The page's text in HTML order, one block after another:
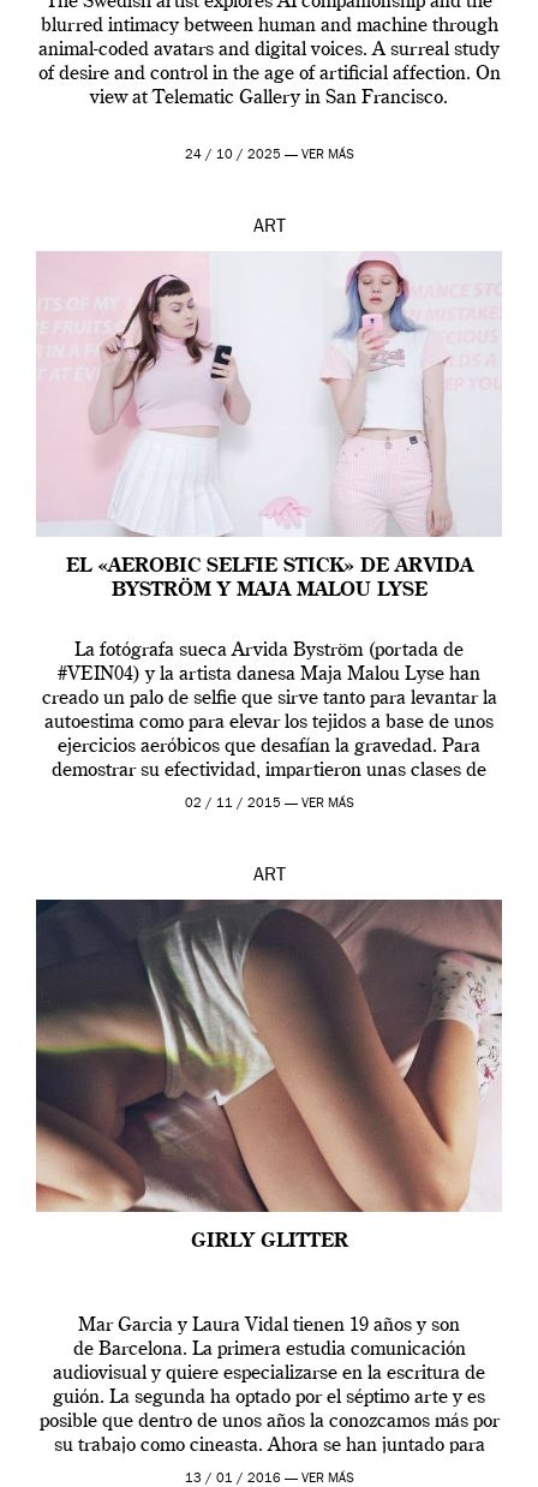
blurred intimacy between human and machine through
animal-coded avatars and digital voices. A surreal study
of desire and control in the age of artificial affection. On
view at Telematic Gallery in San Francisco.
24 / 10 / 2025 — VER MÁS
ART
EL «AEROBIC SELFIE STICK» DE ARVIDA
BYSTRÖM Y MAJA MALOU LYSE
La fotógrafa sueca Arvida Byström (portada de
#VEIN04) y la artista danesa Maja Malou Lyse han
creado un palo de selfie que sirve tanto para levantar la
autoestima como para elevar los tejidos a base de unos
ejercicios aeróbicos que desafían la gravedad. Para
demostrar su efectividad, impartieron unas clases de
prueba en el Tate […]
02 / 11 / 2015 — VER MÁS
ART
GIRLY GLITTER
Mar Garcia y Laura Vidal tienen 19 años y son
de Barcelona. La primera estudia comunicación
audiovisual y quiere especializarse en la escritura de
guión. La segunda ha optado por el séptimo arte y es
posible que dentro de unos años la conozcamos más por
su trabajo como cineasta. Ahora se han juntado para
contarnos una […]
13 / 01 / 2016 — VER MÁS